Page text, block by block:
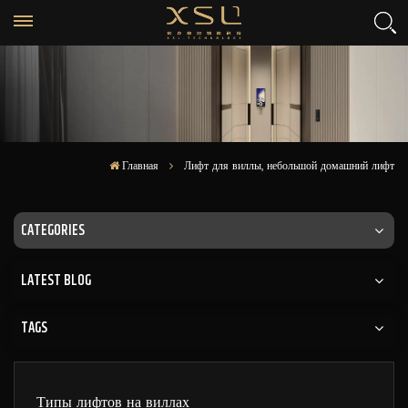
Главная Лифт для виллы, небольшой домашний лифт
CATEGORIES
LATEST BLOG
TAGS
Типы лифтов на виллах